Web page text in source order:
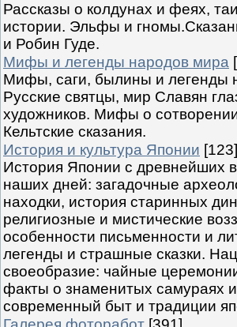
Рассказы о колдунах и феях,
истории. Эльфы и
и Робин Гуде.
Мифы и легенды народов мира
Мифы, саги, былины и легенды
Русские святцы, мир Славян
художников. Мифы о
Кельтские сказания.
История и культура Японии [123]
История Японии с древнейших
наших дней: загадочные
находки, история старинных
религиозные и мистические
особенности письменности и
легенды и страшные сказки.
своеобразие: чайные
факты о знаменитых самураях
современный быт и традиции